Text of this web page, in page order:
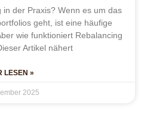
der Praxis? Wenn es um das
geht, ist eine häufige
wie funktioniert Rebalancing
Artikel nähert
LESEN »
2025